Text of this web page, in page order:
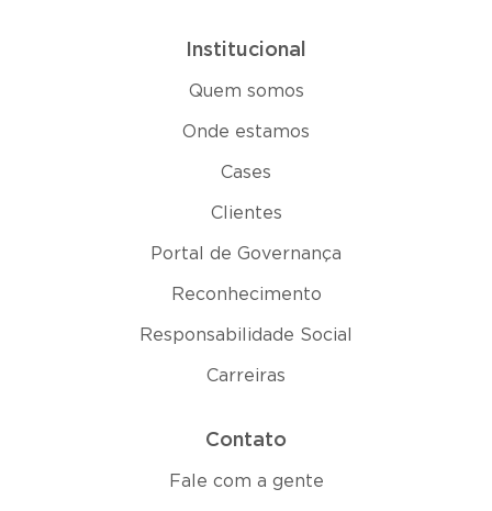
Institucional
Quem somos
Onde estamos
Cases
Clientes
Portal de Governança
Reconhecimento
Responsabilidade Social
Carreiras
Contato
Fale com a gente